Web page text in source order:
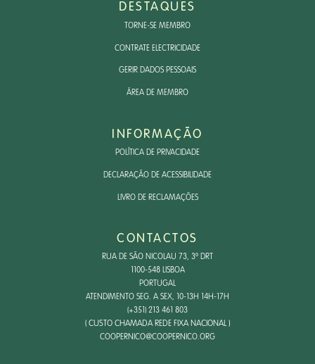
DESTAQUES
TORNE-SE MEMBRO
CONTRATE ELECTRICIDADE
GERIR DADOS PESSOAIS
ÁREA DE MEMBRO
INFORMAÇÃO
POLÍTICA DE PRIVACIDADE
DECLARAÇÃO DE ACESSIBILIDADE
LIVRO DE RECLAMAÇÕES
CONTACTOS
RUA DE SÃO NICOLAU 73, 3º DRT
1100-548 LISBOA
PORTUGAL
ATENDIMENTO SEG. A SEX, 10-13H 14H-17H
(+351) 213 461 803
( CUSTO CHAMADA REDE FIXA NACIONAL )
COOPERNICO@COOPERNICO.ORG